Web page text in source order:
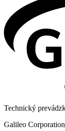
Technický
Galileo